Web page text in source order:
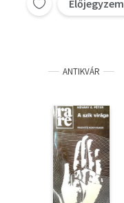
Előjegyzem
ANTIKVÁR